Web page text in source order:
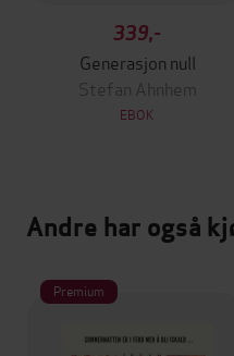
339,-
Generasjon null
Stefan Ahnhem
EBOK
Andre har også
Premium